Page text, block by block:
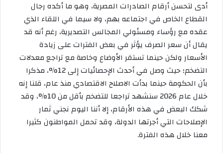
أدى لتحسن أرقام الصادرات المصرية، وهو ما أكده رجال
القطاع الخاص في اجتماعه بهم، ولا سيما في اللقاء الذي
عقده مع رؤساء ومسئولي المجالس التصديرية، رغم أنه قد
يقال أن سعر الصرف يؤثر في بعض الفترات على زيادة
الأسعار ولكن حينما تستقر الأوضاع وخاصة مع تراجع معدلات
التضخم؛ حيث وصل في أحدث الإحصائيات إلى 12%، مذكرا
بأن الحكومة حينما بدأت الاصلاح الاقتصادي منذ عام، قلنا إنه
خلال عام 2026 سنشهد تراجعا للتضخم بأقل من 10%، وقد
شكك البعض في هذه الأرقام، إلا أننا اليوم نجني ثمار
الإصلاحات التي أجرتها الدولة، وقد تحمل المواطنون كثيرا
معنا خلال هذه الفترة.